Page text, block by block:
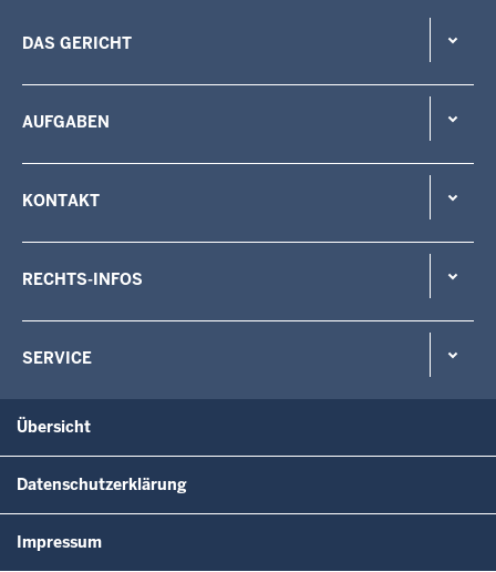
DAS GERICHT
AUFGABEN
KONTAKT
RECHTS-INFOS
SERVICE
Übersicht
Datenschutzerklärung
Impressum